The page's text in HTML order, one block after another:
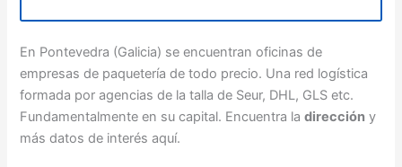
En Pontevedra (Galicia) se encuentran oficinas de
empresas de paquetería de todo precio. Una red logística
formada por agencias de la talla de Seur, DHL, GLS etc.
Fundamentalmente en su capital. Encuentra ladirección y
más datos de interés aquí.